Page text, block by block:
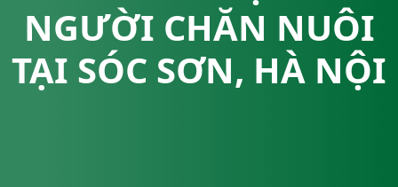
NGƯỜI CHĂN NUÔI
TẠI SÓC SƠN, HÀ NỘI